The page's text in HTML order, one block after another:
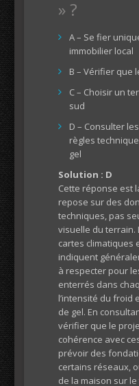
» ?
A – Se fier
immobilier local
B – Vérifier que
C – Choisir un
sud
D – Consulter
règles
gel
Solution : D
Cette réponse est
repose sur des
techniques, pas
visuelle du terrain.
cartes climatiques
indiquent
à respecter pour
enterrés dans
l’intensité du froid
de gel. En
vérifier que le
cohérence avec
prévoir des
certains réseaux,
de la maison sur